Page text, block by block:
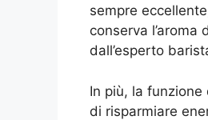
sempre
conserva
dall’esperto
In più, la
di risparmiare